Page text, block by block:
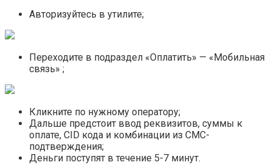
Авторизуйтесь в утилите;
Переходите в подраздел «Оплатить» — «Мобильная
связь» ;
Кликните по нужному оператору;
Дальше предстоит ввод реквизитов, суммы к
оплате, CID кода и комбинации из СМС-
подтверждения;
Деньги поступят в течение 5-7 минут.